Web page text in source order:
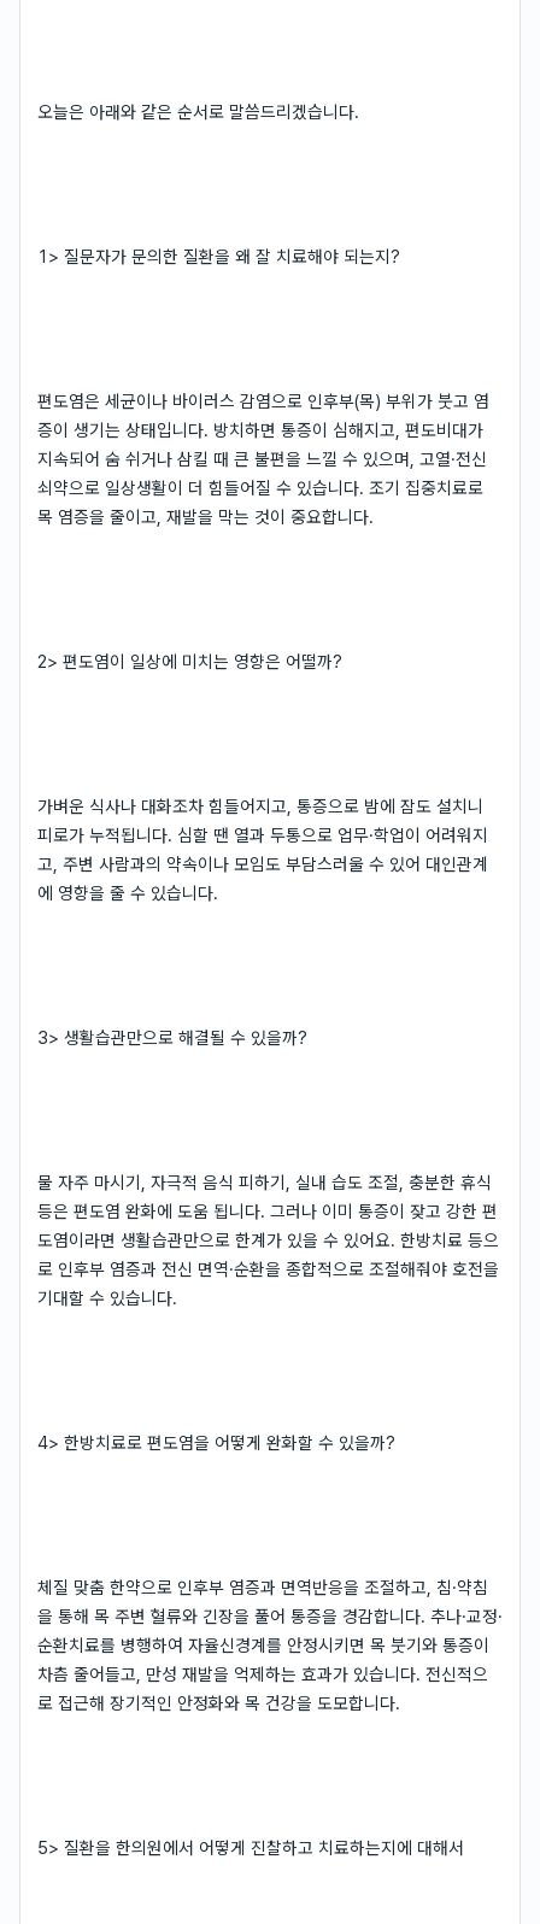
오늘은 아래와 같은 순서로 말씀드리겠습니다.
1> 질문자가 문의한 질환을 왜 잘 치료해야 되는지?
편도염은 세균이나 바이러스 감염으로 인후부(목) 부위가 붓고 염
증이 생기는 상태입니다. 방치하면 통증이 심해지고, 편도비대가
지속되어 숨 쉬거나 삼킬 때 큰 불편을 느낄 수 있으며, 고열·전신
쇠약으로 일상생활이 더 힘들어질 수 있습니다. 조기 집중치료로
목 염증을 줄이고, 재발을 막는 것이 중요합니다.
2> 편도염이 일상에 미치는 영향은 어떨까?
가벼운 식사나 대화조차 힘들어지고, 통증으로 밤에 잠도 설치니
피로가 누적됩니다. 심할 땐 열과 두통으로 업무·학업이 어려워지
고, 주변 사람과의 약속이나 모임도 부담스러울 수 있어 대인관계
에 영향을 줄 수 있습니다.
3> 생활습관만으로 해결될 수 있을까?
물 자주 마시기, 자극적 음식 피하기, 실내 습도 조절, 충분한 휴식
등은 편도염 완화에 도움 됩니다. 그러나 이미 통증이 잦고 강한 편
도염이라면 생활습관만으로 한계가 있을 수 있어요. 한방치료 등으
로 인후부 염증과 전신 면역·순환을 종합적으로 조절해줘야 호전을
기대할 수 있습니다.
4> 한방치료로 편도염을 어떻게 완화할 수 있을까?
체질 맞춤 한약으로 인후부 염증과 면역반응을 조절하고, 침·약침
을 통해 목 주변 혈류와 긴장을 풀어 통증을 경감합니다. 추나·교정·
순환치료를 병행하여 자율신경계를 안정시키면 목 붓기와 통증이
차츰 줄어들고, 만성 재발을 억제하는 효과가 있습니다. 전신적으
로 접근해 장기적인 안정화와 목 건강을 도모합니다.
5> 질환을 한의원에서 어떻게 진찰하고 치료하는지에 대해서